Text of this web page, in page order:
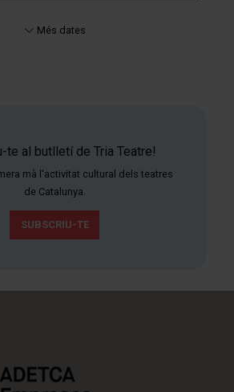
Més dates
te al butlletí de Tria Teatre!
mà l'activitat cultural dels teatres
de Catalunya.
SUBSCRIU-TE